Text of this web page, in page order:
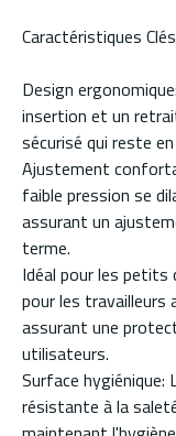
Caractéristiques Clés
Design
insertion et un
sécurisé qui reste en
Ajustement
faible pression se
assurant un
terme.
Idéal pour les petits
pour les travailleurs
assurant une
utilisateurs.
Surface hygiénique:
résistante à la